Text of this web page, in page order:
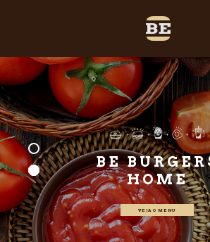
BE
HOME
VEJA O MENU